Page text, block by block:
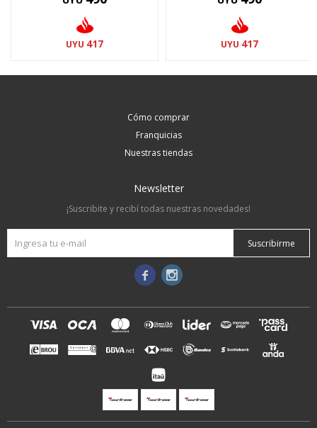
UYU 417 UYU 417
Cómo comprar
Franquicias
Nuestras tiendas
Newsletter
¡Suscribite y recibí todas nuestras novedades!
Suscribirme
 